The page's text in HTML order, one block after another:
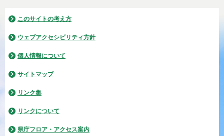
このサイトの考え方
ウェブアクセシビリティ方針
個人情報について
サイトマップ
リンク集
リンクについて
県庁フロア・アクセス案内